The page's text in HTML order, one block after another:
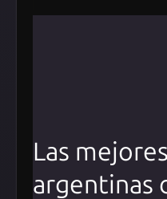
Las
argentinas